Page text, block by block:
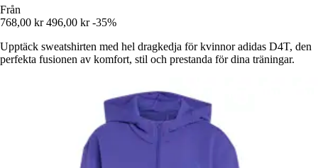
Från
768,00 kr 496,00 kr -35%
Upptäck sweatshirten med hel dragkedja för kvinnor adidas D4T, den
perfekta fusionen av komfort, stil och prestanda för dina träningar.